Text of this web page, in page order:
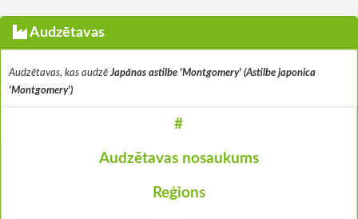
Audzētavas
Audzētavas, kas audzē Japānas astilbe 'Montgomery' (Astilbe japonica
'Montgomery')
#
Audzētavas nosaukums
Reģions